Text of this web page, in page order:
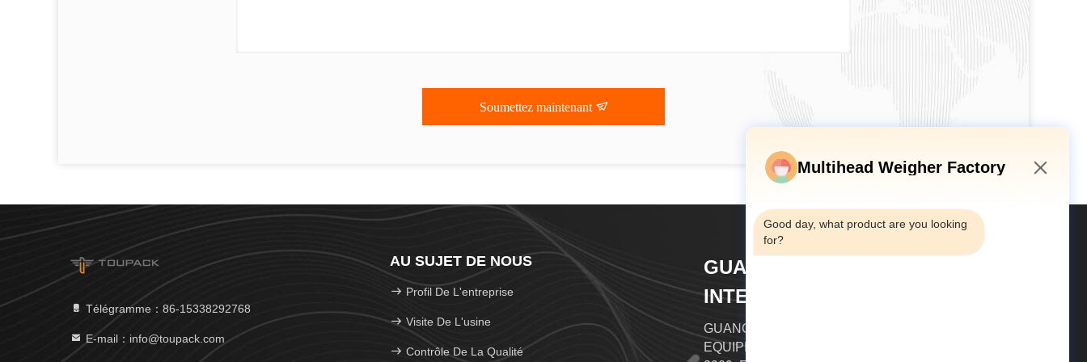
Soumettez maintenant
Télégramme：86-15338292768
E-mail：info@toupack.com
AU SUJET DE NOUS
Profil De L'entreprise
Visite De L'usine
Contrôle De La Qualité
GUANGDONG TOUPACK
INTELLIGENT EQUIPMENT CO.,
LTD
GUANGDONG TOUPACK INTELLIGENT
EQUIPMENT CO., LTD. (TOUPACK) a été fondée en
Multihead Weigher Factory
Good day, what product are you looking
for?